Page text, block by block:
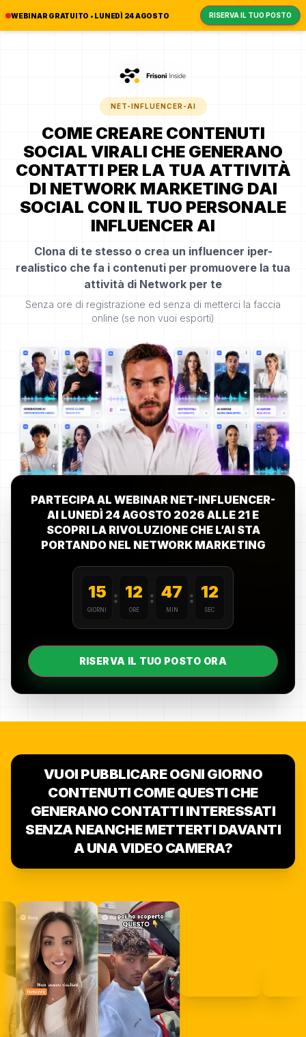
WEBINAR GRATUITO • LUNEDÌ 24 AGOSTO RISERVA IL TUO POSTO
NET-INFLUENCER-AI
COME CREARE CONTENUTI
SOCIAL VIRALI CHE GENERANO
CONTATTI PER LA TUA ATTIVITÀ
DI NETWORK MARKETING DAI
SOCIAL CON IL TUO PERSONALE
INFLUENCER AI
Clona di te stesso o crea un influencer iper-
realistico che fa i contenuti per promuovere la tua
attività di Network per te
Senza ore di registrazione ed senza di metterci la faccia
online (se non vuoi esporti)
PARTECIPA AL WEBINAR NET-INFLUENCER-
AI LUNEDÌ 24 AGOSTO 2026 ALLE 21 E
SCOPRI LA RIVOLUZIONE CHE L’AI STA
PORTANDO NEL NETWORK MARKETING
15
GIORNI
: 12
ORE
: 47
MIN
: 09
SEC
RISERVA IL TUO POSTO ORA
VUOI PUBBLICARE OGNI GIORNO
CONTENUTI COME QUESTI CHE
GENERANO CONTATTI INTERESSATI
SENZA NEANCHE METTERTI DAVANTI
A UNA VIDEO CAMERA?